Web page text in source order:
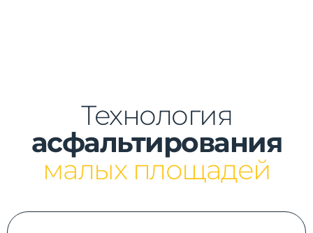
Технология
асфальтирования
малых площадей